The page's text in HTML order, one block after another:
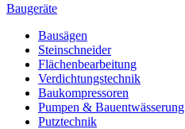
Baugeräte
Bausägen
Steinschneider
Flächenbearbeitung
Verdichtungstechnik
Baukompressoren
Pumpen & Bauentwässerung
Putztechnik